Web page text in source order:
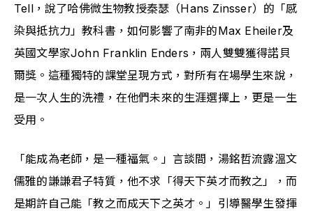
Tell，說了哈佛微生物教授秦瑟（Hans Zinsser）的「感
染與抵抗力」教科書，如何影響了南非的Max Eheiler及
英國文學家John Franklin Enders，兩人雙雙獲得諾貝
爾獎。這種獨特的課堂呈現方式，對所有在場學生來說，
是一次人生的洗禮，在他們未來的生涯選擇上，更是一生
受用。
「能成為老師，是一種福氣。」言談間，湯銘哲流露溫文
儒雅的謙謙君子特質，他不求「得天下英才而教之」，而
是期許自己能「教之而成天下之英才。」引導醫學生發揮